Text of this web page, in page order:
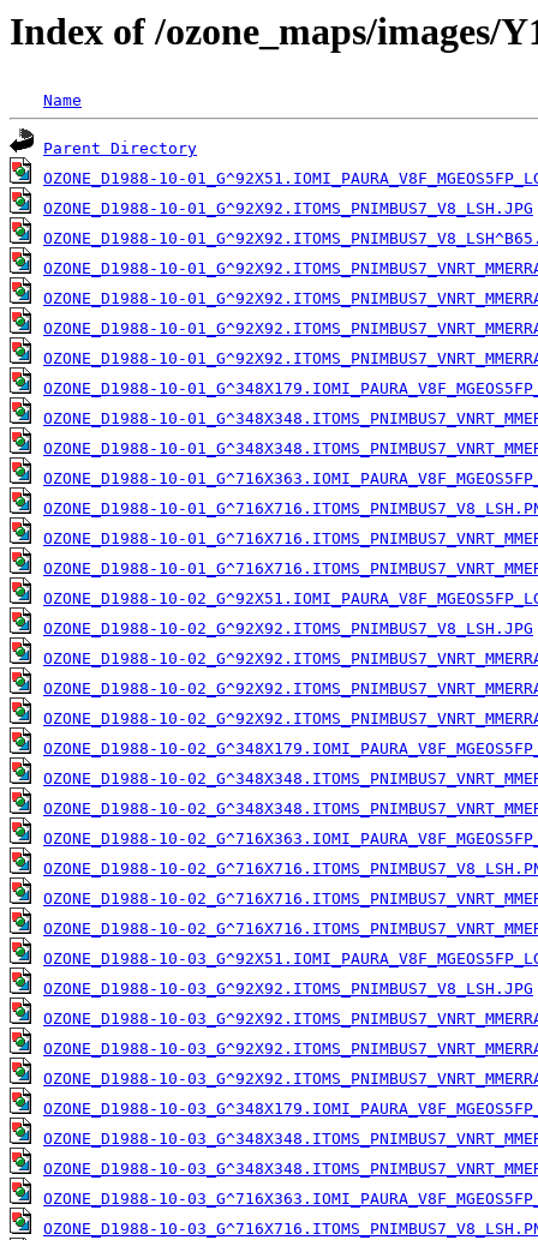
Index of /ozone_maps/images/
Name
Parent Directory
OZONE_D1988-10-
OZONE_D1988-10-01_G^92X92.ITOMS_PNIMBUS7_V8_LSH.JPG
OZONE_D1988-10-
OZONE_D1988-10-
OZONE_D1988-10-
OZONE_D1988-10-
OZONE_D1988-10-
OZONE_D1988-10-
OZONE_D1988-10-
OZONE_D1988-10-
OZONE_D1988-10-
OZONE_D1988-10-
OZONE_D1988-10-
OZONE_D1988-10-
OZONE_D1988-10-
OZONE_D1988-10-02_G^92X92.ITOMS_PNIMBUS7_V8_LSH.JPG
OZONE_D1988-10-
OZONE_D1988-10-
OZONE_D1988-10-
OZONE_D1988-10-
OZONE_D1988-10-
OZONE_D1988-10-
OZONE_D1988-10-
OZONE_D1988-10-
OZONE_D1988-10-
OZONE_D1988-10-
OZONE_D1988-10-
OZONE_D1988-10-03_G^92X92.ITOMS_PNIMBUS7_V8_LSH.JPG
OZONE_D1988-10-
OZONE_D1988-10-
OZONE_D1988-10-
OZONE_D1988-10-
OZONE_D1988-10-
OZONE_D1988-10-
OZONE_D1988-10-
OZONE_D1988-10-